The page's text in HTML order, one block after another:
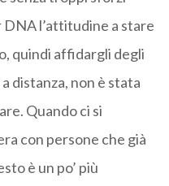
DNA l’attitudine a stare
quindi affidargli degli
distanza, non è stata
Quando ci si
con persone che già
è un po’ più